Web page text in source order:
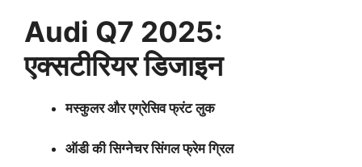
Audi Q7 2025:
एक्सटीरियर डिजाइन
मस्कुलर और एग्रेसिव फ्रंट लुक
ऑडी की सिग्नेचर सिंगल फ्रेम ग्रिल